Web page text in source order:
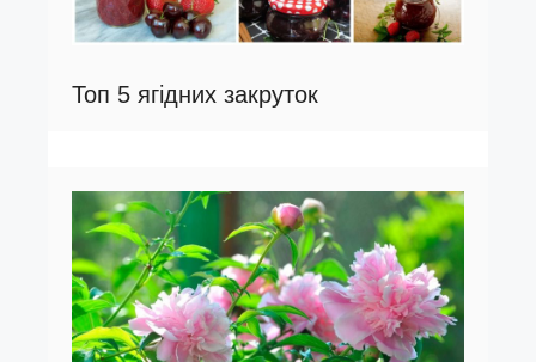
Топ 5 ягідних закруток